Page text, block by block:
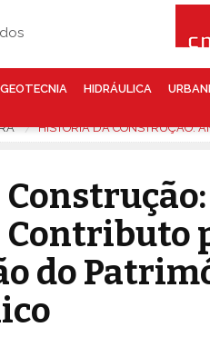
GEOTECNIA HIDRÁULICA
HISTÓRIA DA CONSTRUÇÃO:
Contributo
do